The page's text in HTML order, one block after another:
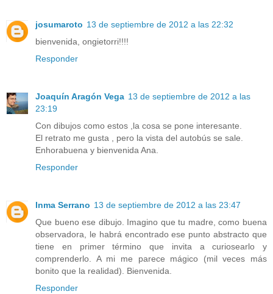
josumaroto 13 de septiembre de 2012 a las 22:32
bienvenida, ongietorri!!!!
Responder
Joaquín Aragón Vega 13 de septiembre de 2012 a las
23:19
Con dibujos como estos ,la cosa se pone interesante.
El retrato me gusta , pero la vista del autobús se sale.
Enhorabuena y bienvenida Ana.
Responder
Inma Serrano 13 de septiembre de 2012 a las 23:47
Que bueno ese dibujo. Imagino que tu madre, como buena
observadora, le habrá encontrado ese punto abstracto que
tiene en primer término que invita a curiosearlo y
comprenderlo. A mi me parece mágico (mil veces más
bonito que la realidad). Bienvenida.
Responder